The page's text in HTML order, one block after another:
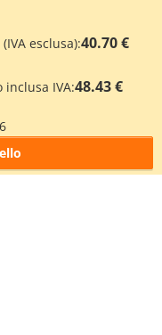
esclusa):40.70 €
inclusa IVA:48.43 €